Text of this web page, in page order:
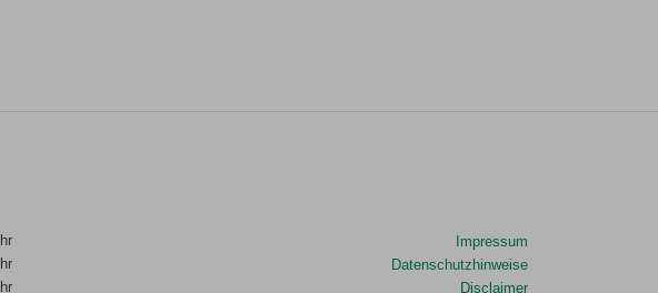
Impressum
Datenschutzhinweise
Disclaimer